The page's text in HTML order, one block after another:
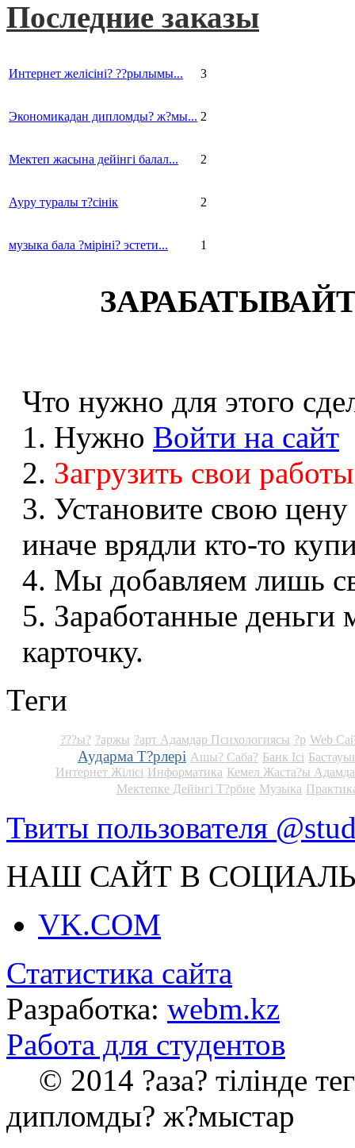
Последние заказы
Интернет желісіні? ??рылымы... 3
Экономикадан дипломды? ж?мы... 2
Мектеп жасына дейінгі балал... 2
Ауру туралы т?сінік 2
музыка бала ?міріні? эстети... 1
Что нужно для этого
1. Нужно Войти на сайт
2. Загрузить свои
3. Установите свою
иначе врядли кто-то
4. Мы добавляем лишь
5. Заработанные
карточку.
Теги
???ы? ?аржы ?арт Адамдар Психологиясы ?р Web
Аударма Т?рлері Ашы? Саба? Банк Ісі
Интернет Жілісі Информатика Кемел Жаста?ы
Мектепке Дейінгі Т?рбие Музыка
Твиты пользователя
НАШ САЙТ В
VK.COM
Статистика сайта
Разработка: webm.kz
Работа для студентов
© 2014 ?аза? тілінде
дипломды? ж?мыстар